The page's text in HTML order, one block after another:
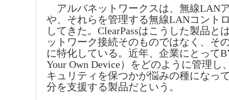
アルバネットワークスは、無線LAN
や、それらを管理する無線LANコント
してきた。ClearPassはこうした製品と
ットワーク接続そのものではなく、そ
に特化している。近年、企業にとって
Your Own Device）をどのように管理し
キュリティを保つかが悩みの種になっ
分を支援する製品だという。